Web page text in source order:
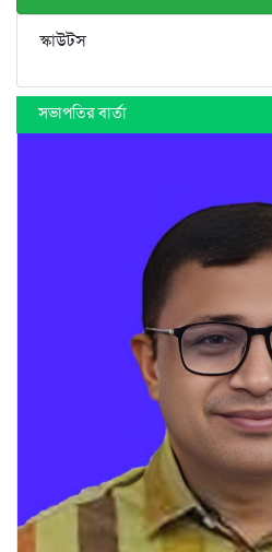
স্কাউটস
সভাপতির বার্তা